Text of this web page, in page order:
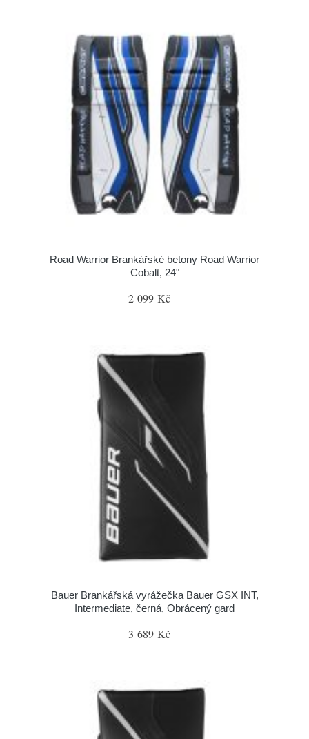
Road Warrior Brankářské betony Road Warrior
Cobalt, 24"
2 099 Kč
Bauer Brankářská vyrážečka Bauer GSX INT,
Intermediate, černá, Obrácený gard
3 689 Kč